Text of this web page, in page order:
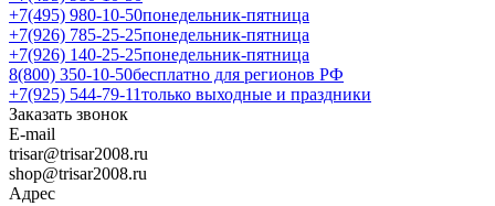
+7(495) 980-10-50понедельник-пятница
+7(926) 785-25-25понедельник-пятница
+7(926) 140-25-25понедельник-пятница
8(800) 350-10-50бесплатно для регионов РФ
+7(925) 544-79-11только выходные и праздники
Заказать звонок
E-mail
trisar@trisar2008.ru
shop@trisar2008.ru
Адрес